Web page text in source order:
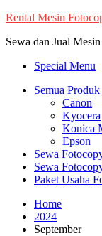
Skip
content
Rental Mesin
Sewa dan Jual
Special Menu
Semua Produk
Canon
Kyocera
Konica
Epson
Sewa
Sewa
Paket Usaha
Home
2024
September